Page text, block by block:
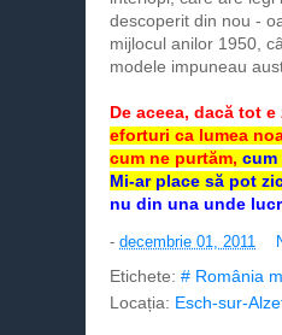
descoperit din nou -
mijlocul anilor 1950,
modele impuneau
De aceea, dacă tot
eforturi ca lumea
cum ne purtăm, cum
Mi-ar place să pot
nu din una unde
- decembrie 01, 2011
Etichete: # România
Locația: Esch-sur-